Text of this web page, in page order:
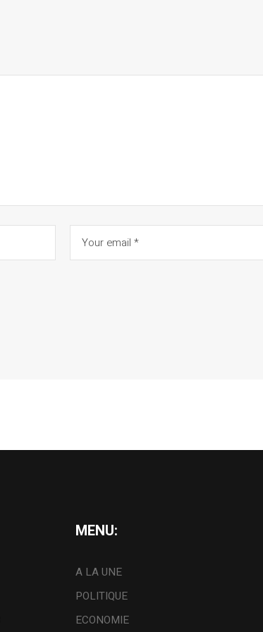
MENU:
A LA UNE
POLITIQUE
ECONOMIE